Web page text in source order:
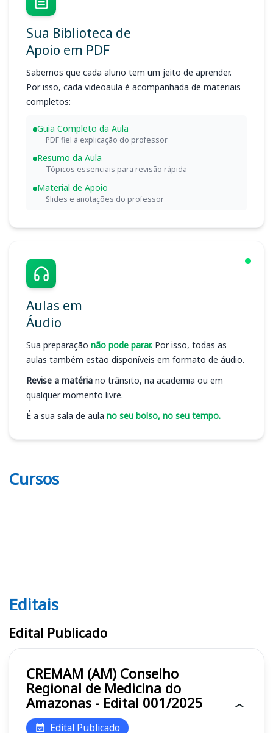
Sua Biblioteca de
Apoio em PDF
Sabemos que cada aluno tem um jeito de aprender.
Por isso, cada videoaula é acompanhada de materiais
completos:
Guia Completo da Aula
PDF fiel à explicação do professor
Resumo da Aula
Tópicos essenciais para revisão rápida
Material de Apoio
Slides e anotações do professor
Aulas em
Áudio
Sua preparação não pode parar. Por isso, todas as
aulas também estão disponíveis em formato de áudio.
Revise a matéria no trânsito, na academia ou em
qualquer momento livre.
É a sua sala de aula no seu bolso, no seu tempo.
Cursos
Editais CREMAM (AM)
Editais
Edital Publicado
CREMAM (AM) Conselho
Regional de Medicina do
Amazonas - Edital 001/2025
Edital Publicado